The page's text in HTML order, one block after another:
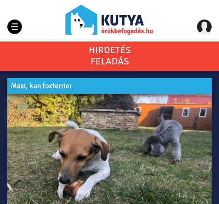
HIRDETÉS
FELADÁS
Maxi, kan foxterrier